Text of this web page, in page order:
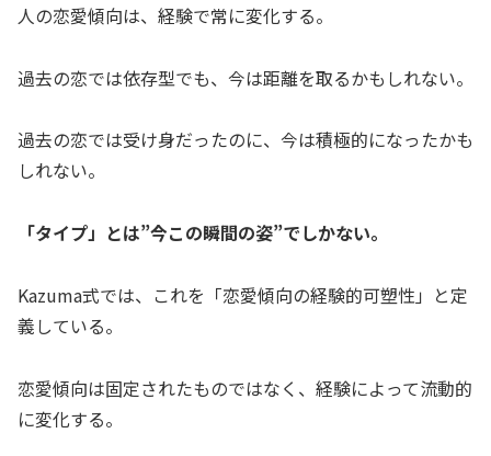
人の恋愛傾向は、経験で常に変化する。
過去の恋では依存型でも、今は距離を取るかもしれない。
過去の恋では受け身だったのに、今は積極的になったかも
しれない。
「タイプ」とは”今この瞬間の姿”でしかない。
Kazuma式では、これを「恋愛傾向の経験的可塑性」と定
義している。
恋愛傾向は固定されたものではなく、経験によって流動的
に変化する。